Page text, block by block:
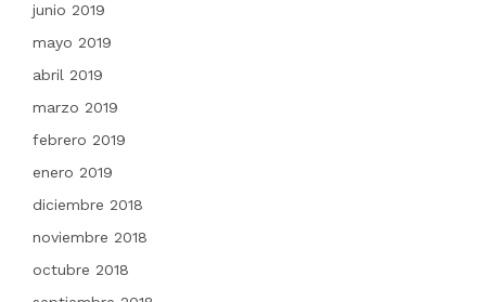
junio 2019
mayo 2019
abril 2019
marzo 2019
febrero 2019
enero 2019
diciembre 2018
noviembre 2018
octubre 2018